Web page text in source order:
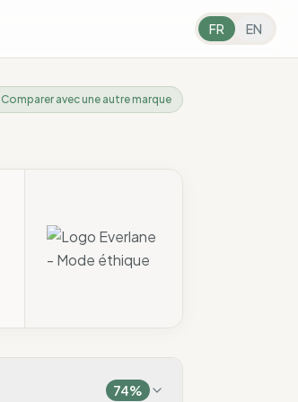
FR EN
Comparer avec une autre marque
74%